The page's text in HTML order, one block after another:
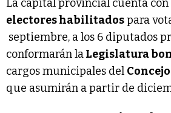
La capital provincial cuenta con
electores habilitadospara
septiembre, a los 6 diputados
conformarán laLegislatura
cargos municipales del
que asumirán a partir de